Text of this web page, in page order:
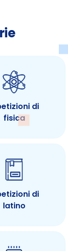
di
fisica
di
latino